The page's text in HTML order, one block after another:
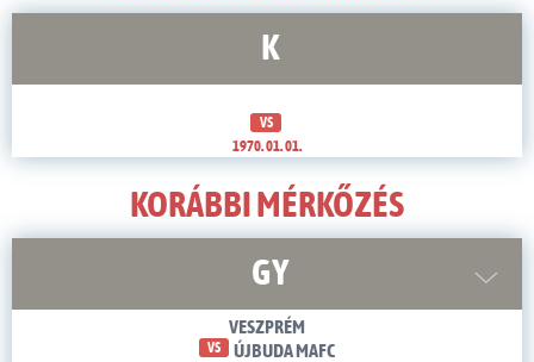
K
VS
1970. 01. 01.
KORÁBBI MÉRKŐZÉS
GY
VESZPRÉM
VS ÚJBUDA MAFC